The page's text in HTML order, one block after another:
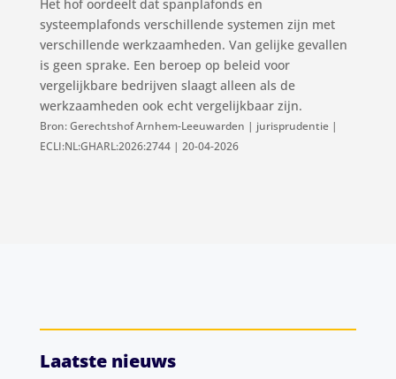
Het hof oordeelt dat spanplafonds en
systeemplafonds verschillende systemen zijn met
verschillende werkzaamheden. Van gelijke gevallen
is geen sprake. Een beroep op beleid voor
vergelijkbare bedrijven slaagt alleen als de
werkzaamheden ook echt vergelijkbaar zijn.
Bron: Gerechtshof Arnhem-Leeuwarden | jurisprudentie |
ECLI:NL:GHARL:2026:2744 | 20-04-2026
Laatste nieuws